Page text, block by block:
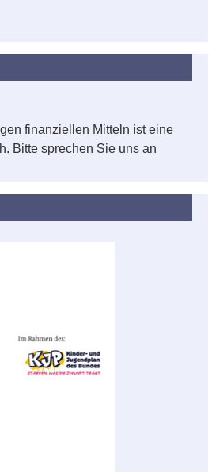
finanziellen Mitteln ist eine
Bitte sprechen Sie uns an